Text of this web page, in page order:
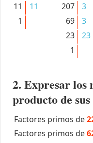
11
11
1
207
3
69
3
23
23
1
2. Expresar los
producto de
Factores primos de
Factores primos de